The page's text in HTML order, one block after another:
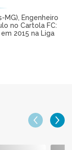
MG), Engenheiro
no Cartola FC:
2015 na Liga